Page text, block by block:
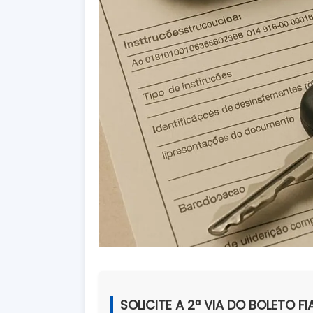
SOLICITE A 2ª VIA DO BOLETO